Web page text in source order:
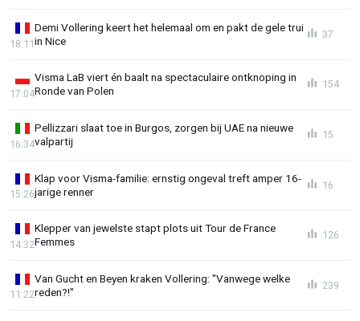
Demi Vollering keert het helemaal om en pakt de gele trui
in Nice
18:11
37
Visma LaB viert én baalt na spectaculaire ontknoping in
Ronde van Polen
17:04
154
Pellizzari slaat toe in Burgos, zorgen bij UAE na nieuwe
valpartij
16:34
15
Klap voor Visma-familie: ernstig ongeval treft amper 16-
jarige renner
15:26
16
Klepper van jewelste stapt plots uit Tour de France
Femmes
14:32
126
Van Gucht en Beyen kraken Vollering: "Vanwege welke
reden?!"
11:22
239